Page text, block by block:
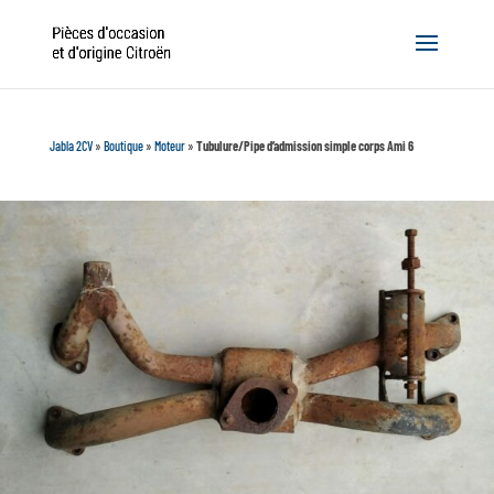
Jabla 2CV» Boutique» Moteur» Tubulure/Pipe d’admission simple corps Ami 6